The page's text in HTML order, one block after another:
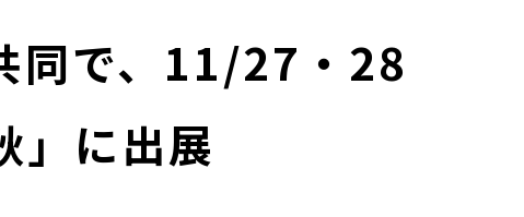
同で、11/27・28
」に出展